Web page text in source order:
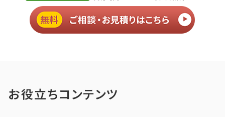
お役立ちコンテンツ